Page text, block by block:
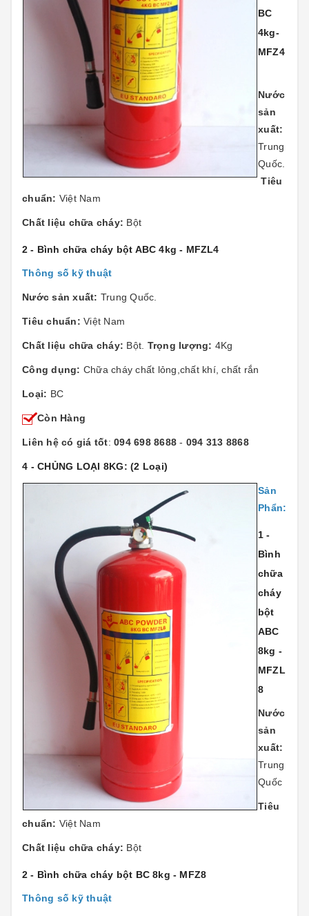
BC
4kg-
MFZ4
Nước
sản
xuất:
Trung
Quốc.
Tiêu
chuẩn: Việt Nam
Chất liệu chữa cháy: Bột
2 - Bình chữa cháy bột ABC 4kg - MFZL4
Thông số kỹ thuật
Nước sản xuất: Trung Quốc.
Tiêu chuẩn: Việt Nam
Chất liệu chữa cháy: Bột. Trọng lượng: 4Kg
Công dụng: Chữa cháy chất lỏng,chất khí, chất rắn
Loại: BC
Còn Hàng
Liên hệ có giá tốt: 094 698 8688 - 094 313 8868
4 - CHỦNG LOẠI 8KG: (2 Loại)
Sản
Phẩn:
1 -
Bình
chữa
cháy
bột
ABC
8kg -
MFZL
8
Nước
sản
xuất:
Trung
Quốc
Tiêu
chuẩn: Việt Nam
Chất liệu chữa cháy: Bột
2 - Bình chữa cháy bột BC 8kg - MFZ8
Thông số kỹ thuật